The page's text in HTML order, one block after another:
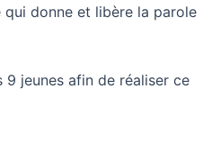
donne et libère la parole
9 jeunes afin de réaliser ce